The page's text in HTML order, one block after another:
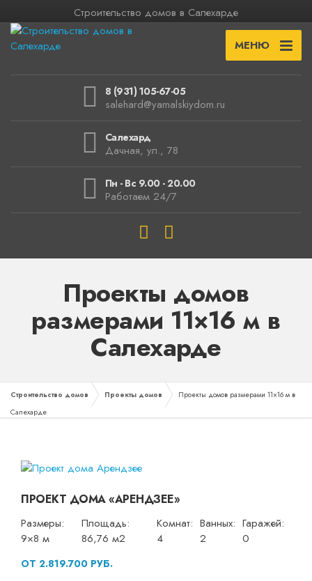
Строительство домов в Салехарде
МЕНЮ
8 (931) 105-67-05
salehard@yamalskiydom.ru
Салехард
Дачная, ул., 78
Пн - Вс 9.00 - 20.00
Работаем 24/7
Проекты домов
размерами 11×16 м в
Салехарде
Строительство домов Проекты домов
Проекты домов размерами 11×16 м в
Салехарде
ПРОЕКТ ДОМА «АРЕНДЗЕЕ»
Размеры:
9×8 м
Площадь:
86,76 м2
Комнат:
4
Ванных:
2
Гаражей:
0
ОТ 2.819.700 РУБ.